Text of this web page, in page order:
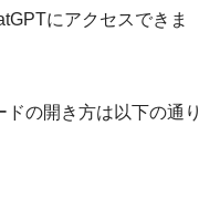
にアクセスできま
の開き方は以下の通り